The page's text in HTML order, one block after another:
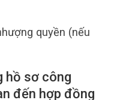
quyền (nếu
hồ sơ công
đến hợp đồng